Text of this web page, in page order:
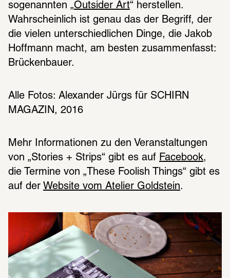
sogenannten „Outsider Art“ herstellen.
Wahrscheinlich ist genau das der Begriff, der
die vielen unterschiedlichen Dinge, die Jakob
Hoffmann macht, am besten zusammenfasst:
Brückenbauer.
Alle Fotos: Alexander Jürgs für SCHIRN
Mehr Informationen zu den Veranstaltungen
von „Stories + Strips“ gibt es auf Facebook,
die Termine von „These Foolish Things“ gibt es
auf der Website vom Atelier Goldstein.